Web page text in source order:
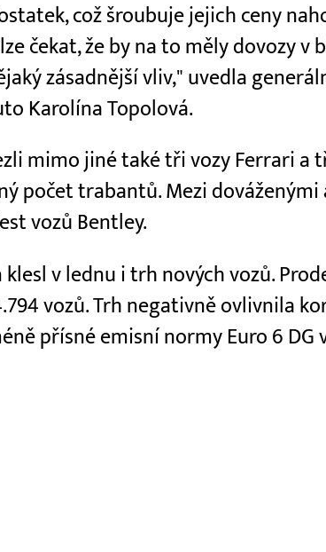
což šroubuje jejich ceny
čekat, že by na to měly dovozy v
zásadnější vliv," uvedla
Karolína Topolová.
mimo jiné také tři vozy Ferrari a
počet trabantů. Mezi
vozů Bentley.
v lednu i trh nových vozů.
vozů. Trh negativně ovlivnila
přísné emisní normy Euro 6 DG